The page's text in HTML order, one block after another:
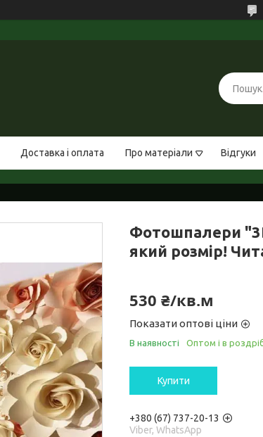
Доставка і оплата Про матеріали Відгуки
Фотошпалери
який розмір!
530 ₴/кв.м
Показати оптові ціни
В наявності Оптом і в
Купити
+380 (67) 737-20-13
Viber, WhatsApp